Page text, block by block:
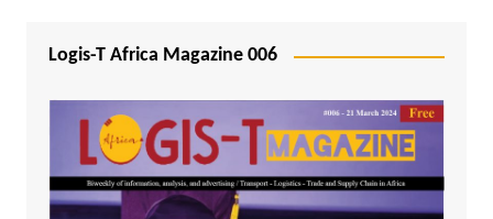
Logis-T Africa Magazine 006